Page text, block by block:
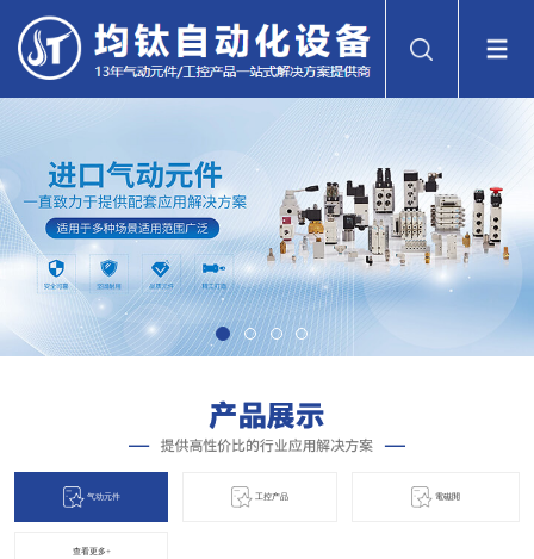
气动元件 工控产品 電磁閞
查看更多+